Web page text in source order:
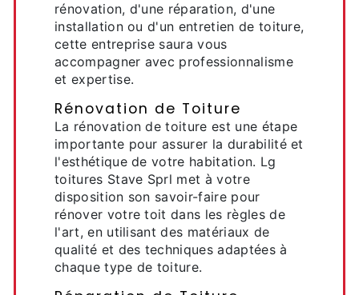
rénovation, d'une réparation, d'une
installation ou d'un entretien de toiture,
cette entreprise saura vous
accompagner avec professionnalisme
et expertise.
Rénovation de Toiture
La rénovation de toiture est une étape
importante pour assurer la durabilité et
l'esthétique de votre habitation. Lg
toitures Stave Sprl met à votre
disposition son savoir-faire pour
rénover votre toit dans les règles de
l'art, en utilisant des matériaux de
qualité et des techniques adaptées à
chaque type de toiture.